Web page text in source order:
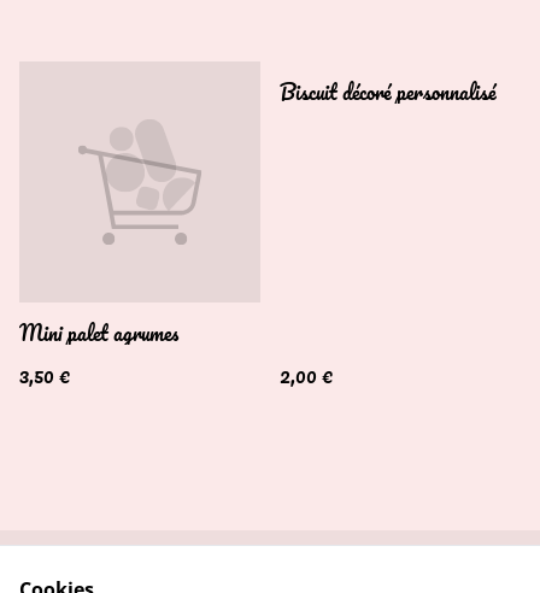
Mini palet agrumes
3,50 €
Biscuit décoré personnalisé
2,00 €